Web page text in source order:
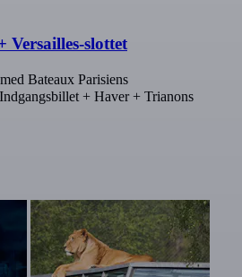
Versailles-slottet
Bateaux Parisiens
+ Haver + Trianons